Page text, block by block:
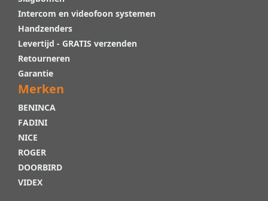
Intercom en videofoon systemen
Handzenders
Levertijd - GRATIS verzenden
Retourneren
Garantie
Merken
BENINCA
FADINI
NICE
ROGER
DOORBIRD
VIDEX